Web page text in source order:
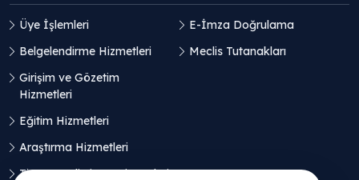
Üye İşlemleri
Belgelendirme Hizmetleri
Girişim ve Gözetim
Hizmetleri
Eğitim Hizmetleri
Araştırma Hizmetleri
Ticaret Geliştirme Hizmetleri
E-İmza Doğrulama
Meclis Tutanakları